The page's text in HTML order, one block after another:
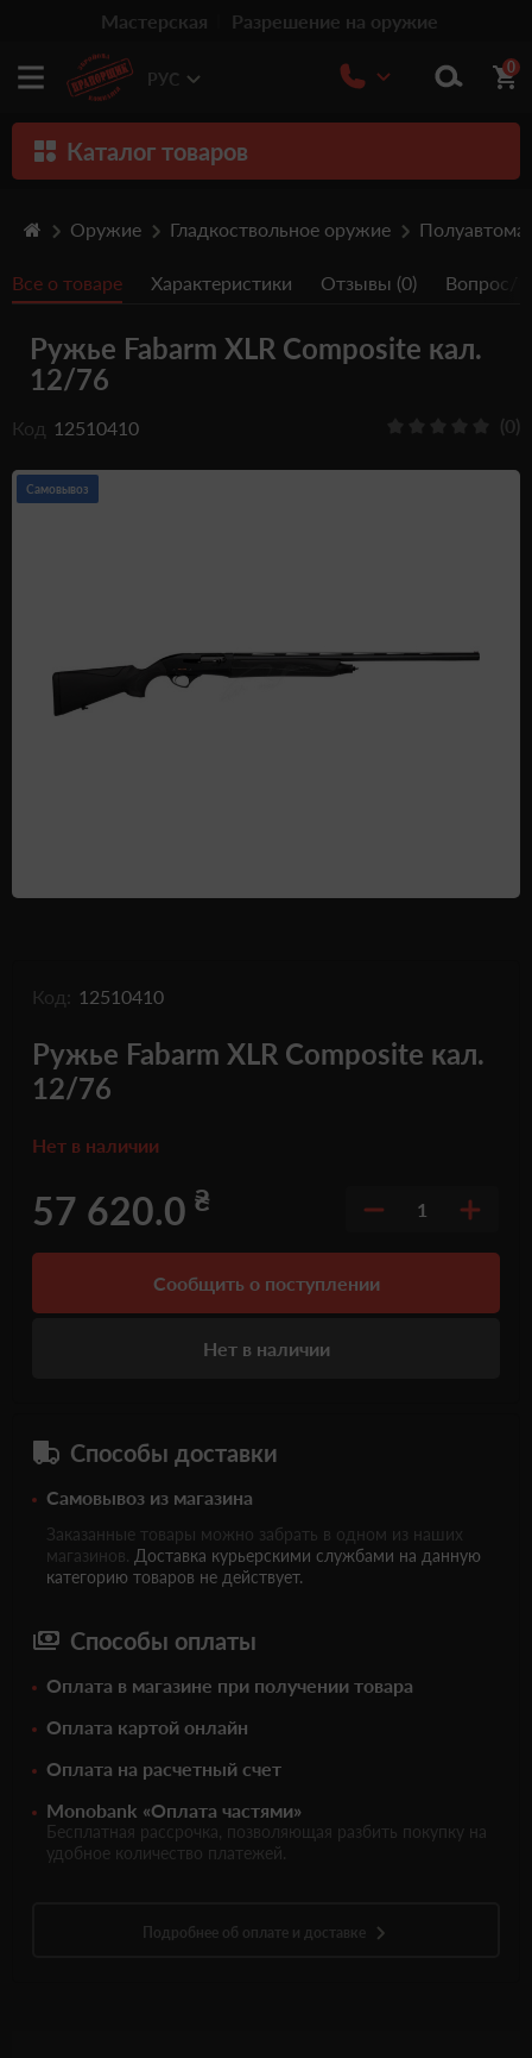
Мастерская Разрешение на оружие
РУС
0
Каталог товаров
Травматическое оружие
Пистолеты
Оптика
Тюнинг
Аксессуары
Подарочные Сертификати
Оружие Гладкоствольное оружие
Все о товаре Характеристики Отзывы (0) Вопрос/
Ружье Fabarm XLR Composite кал.
12/76
Код 12510410 (0)
Самовывоз
Код: 12510410
Ружье Fabarm XLR Composite кал.
12/76
Нет в наличии
57 620.0 ₴ 1
Сообщить о поступлении
Нет в наличии
Способы доставки
Самовывоз из магазина
Заказанные товары можно забрать в одном из наших
магазинов. Доставка курьерскими службами на данную
категорию товаров не действует.
Способы оплаты
Оплата в магазине при получении товара
Оплата картой онлайн
Оплата на расчетный счет
Monobank «Оплата частями»
Бесплатная рассрочка, позволяющая разбить покупку на
удобное количество платежей.
Подробнее об оплате и доставке